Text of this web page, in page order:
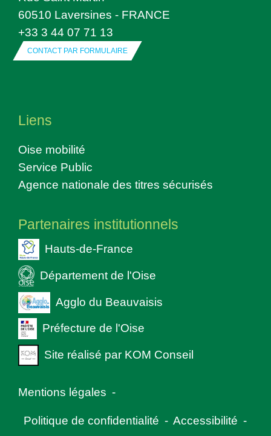
60510 Laversines - FRANCE
+33 3 44 07 71 13
CONTACT PAR FORMULAIRE
Liens
Oise mobilité
Service Public
Agence nationale des titres sécurisés
Partenaires institutionnels
Hauts-de-France
Département de l'Oise
Agglo du Beauvaisis
Préfecture de l'Oise
Site réalisé par KOM Conseil
Mentions légales -
Politique de confidentialité - Accessibilité -